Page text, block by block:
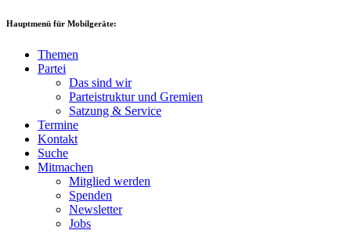
Hauptmenü für Mobilgeräte:
Themen
Partei
Das sind wir
Parteistruktur und Gremien
Satzung & Service
Termine
Kontakt
Suche
Mitmachen
Mitglied werden
Spenden
Newsletter
Jobs